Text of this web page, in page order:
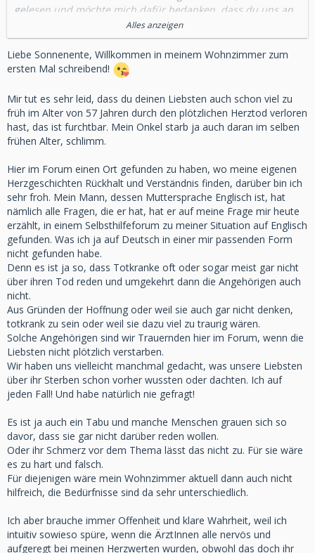
gelesen und möchte mich dafür bedanken, dass du uns an
all den Geschehnissen und auch allen Emotionen rund um
dein Herz teilhaben lässt.
Mein Schatz starb auch am plötzlichen Herztod. Er war
gerade 57 geworden, also auch viel zu früh. Unseres
Wissens nach kam das in seiner Familie nicht übermäßig
gehäuft vor, aber oftmals weiß man es ja nicht wirklich.
Aber egal ob es nun auf meinen Schatz zutrifft oder nicht,
finde ich es gut und wichtig, wenn man dazu spricht. Vor
allem, wenn es nicht retrospektiv über einen Verstorbenen,
sondern aus der eigenen Perspektive ist. Der Umgang mit
der Situation, was in einem vorgeht, welche Rolle das
Umfeld spielt und / oder einnimmt.
Ich finde, das macht Mut. Generell macht das Mut, mit
schwierigen Situationen umzugehen. Ich könnte mir
vorstellen, dass es genug Leute gibt, die erst mal wie
gelähmt sind.
Auch wenn man jemand ist, der sich stellt - manchmal
würde man sich wünschen, dass es irgendetwas gibt, das
einem einen sanften Schubs gibt, das einem hilft, eben
nicht Vogel-Strauß zu spielen.
Und solche offenen und vor allem echte und im wahrsten
und so vielfältigem Sinne direkt aus dem Herzen
kommenden Beiträge wie deine könnten bestimmt einigen
helfen.
Es wundert mich in dem Zusammenhang sehr, dass es kein
entsprechendes "Angebot" gibt. Also auch tatsächlich als
Hast du einmal überlegt, so etwas ins Leben zu rufen?
Ein Forum dazu aufzusetzen, oder vielleicht erst mal eine
Gruppe in einem sozialen Netzwerk?
Ich könnte mir vorstellen, dass es nicht wenige gibt, die sich
in deiner Situation wiedererkennen und das Angebot
annehmen würden.
Aber ich finde es auch gut, dass du dennoch auch das
Broken Heart Syndrom noch im Hinterkopf hast. Wer weiß
schon, wie das alles ineinander greift. Es muss dem
Alles anzeigen
Liebe Sonnenente, Willkommen in meinem Wohnzimmer zum
ersten Mal schreibend!
Mir tut es sehr leid, dass du deinen Liebsten auch schon viel zu
früh im Alter von 57 Jahren durch den plötzlichen Herztod verloren
hast, das ist furchtbar. Mein Onkel starb ja auch daran im selben
frühen Alter, schlimm.
Hier im Forum einen Ort gefunden zu haben, wo meine eigenen
Herzgeschichten Rückhalt und Verständnis finden, darüber bin ich
sehr froh. Mein Mann, dessen Muttersprache Englisch ist, hat
nämlich alle Fragen, die er hat, hat er auf meine Frage mir heute
erzählt, in einem Selbsthilfeforum zu meiner Situation auf Englisch
gefunden. Was ich ja auf Deutsch in einer mir passenden Form
nicht gefunden habe.
Denn es ist ja so, dass Totkranke oft oder sogar meist gar nicht
über ihren Tod reden und umgekehrt dann die Angehörigen auch
nicht.
Aus Gründen der Hoffnung oder weil sie auch gar nicht denken,
totkrank zu sein oder weil sie dazu viel zu traurig wären.
Solche Angehörigen sind wir Trauernden hier im Forum, wenn die
Liebsten nicht plötzlich verstarben.
Wir haben uns vielleicht manchmal gedacht, was unsere Liebsten
über ihr Sterben schon vorher wussten oder dachten. Ich auf
jeden Fall! Und habe natürlich nie gefragt!
Es ist ja auch ein Tabu und manche Menschen grauen sich so
davor, dass sie gar nicht darüber reden wollen.
Oder ihr Schmerz vor dem Thema lässt das nicht zu. Für sie wäre
es zu hart und falsch.
Für diejenigen wäre mein Wohnzimmer aktuell dann auch nicht
hilfreich, die Bedürfnisse sind da sehr unterschiedlich.
Ich aber brauche immer Offenheit und klare Wahrheit, weil ich
intuitiv sowieso spüre, wenn die ÄrztInnen alle nervös und
aufgeregt bei meinen Herzwerten wurden, obwohl das doch ihr